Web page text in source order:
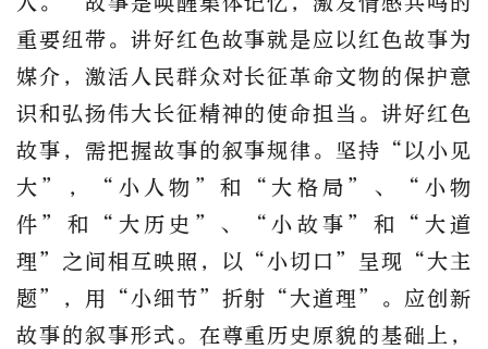
重要纽带。讲好红色故事就是应以红色故事为
媒介，激活人民群众对长征革命文物的保护意
识和弘扬伟大长征精神的使命担当。讲好红色
故事，需把握故事的叙事规律。坚持“以小见
大”，“小人物”和“大格局”、“小物
件”和“大历史”、“小故事”和“大道
理”之间相互映照，以“小切口”呈现“大主
题”，用“小细节”折射“大道理”。应创新
故事的叙事形式。在尊重历史原貌的基础上，